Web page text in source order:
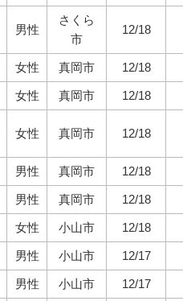
男性
さくら
市
12/18
女性 真岡市 12/18
女性 真岡市 12/18
女性 真岡市 12/18
男性 真岡市 12/18
男性 真岡市 12/18
女性 小山市 12/18
男性 小山市 12/17
男性 小山市 12/17